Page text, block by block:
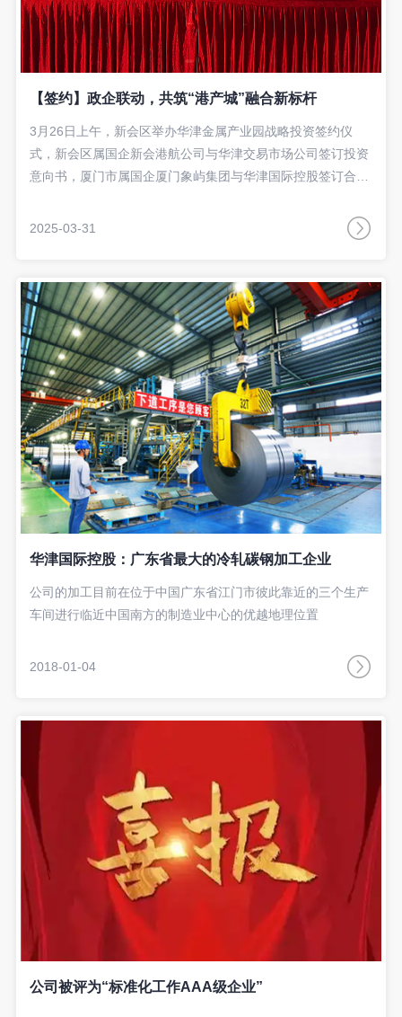
【签约】政企联动，共筑“港产城”融合新标杆
3月26日上午，新会区举办华津金属产业园战略投资签约仪
式，新会区属国企新会港航公司与华津交易市场公司签订投资
意向书，厦门市属国企厦门象屿集团与华津国际控股签订合作
动“港产城”联动发展。新会区委副书记、区长刘兵，区委常
2025-03-31
华津国际控股：广东省最大的冷轧碳钢加工企业
公司的加工目前在位于中国广东省江门市彼此靠近的三个生产
车间进行临近中国南方的制造业中心的优越地理位置
2018-01-04
公司被评为“标准化工作AAA级企业”